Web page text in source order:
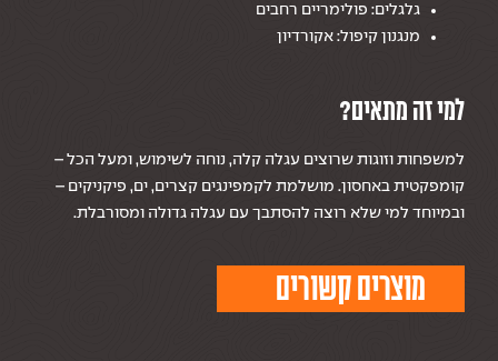
גלגלים: פולימריים רחבים
מנגנון קיפול: אקורדיון
למי זה מתאים?
למשפחות וזוגות שרוצים עגלה קלה, נוחה לשימוש, ומעל הכל –
קומפקטית באחסון. מושלמת לקמפינגים קצרים, ים, פיקניקים –
ובמיוחד למי שלא רוצה להסתבך עם עגלה גדולה ומסורבלת.
מוצרים קשורים